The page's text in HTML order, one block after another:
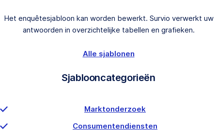
Het enquêtesjabloon kan worden bewerkt. Survio verwerkt uw
antwoorden in overzichtelijke tabellen en grafieken.
Alle sjablonen
Sjablooncategorieën
Marktonderzoek
Consumentendiensten